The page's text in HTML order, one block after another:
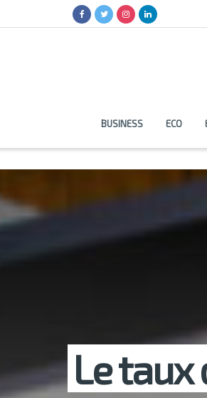
BUSINESS ECO
Le taux